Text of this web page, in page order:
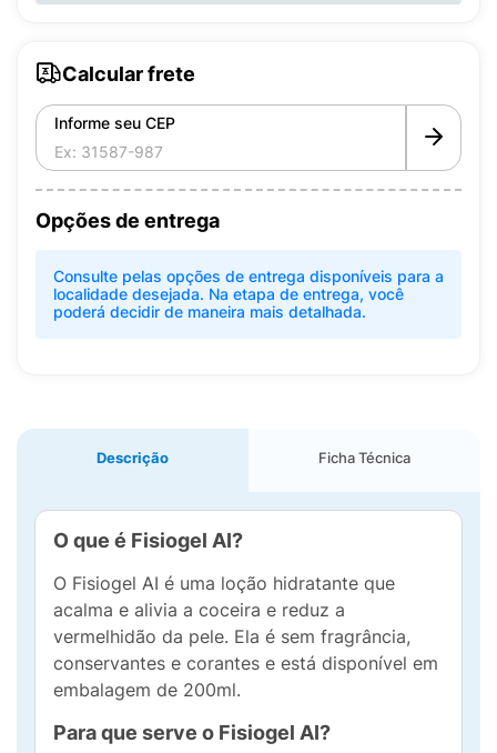
Calcular frete
Informe seu CEP
Opções de entrega
Consulte pelas opções de entrega disponíveis para a
localidade desejada. Na etapa de entrega, você
poderá decidir de maneira mais detalhada.
Descrição Ficha Técnica
O que é Fisiogel AI?
O Fisiogel AI é uma loção hidratante que
acalma e alivia a coceira e reduz a
vermelhidão da pele. Ela é sem fragrância,
conservantes e corantes e está disponível em
embalagem de 200ml.
Para que serve o Fisiogel AI?